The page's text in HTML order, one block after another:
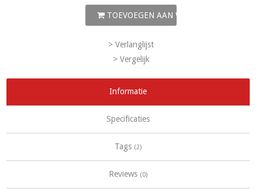
TOEVOEGEN AAN WINKELWAGEN
> Verlanglijst
> Vergelijk
Informatie
Specificaties
Tags (2)
Reviews (0)